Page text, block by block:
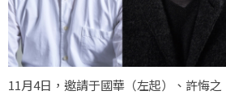
11月4日，邀請于國華（左起）、許悔